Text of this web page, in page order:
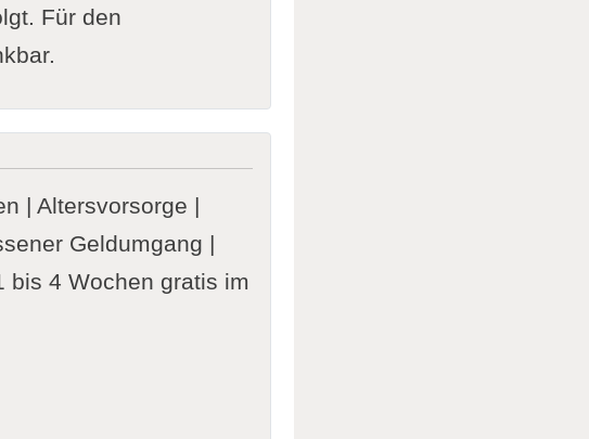
Für den
| Altersvorsorge |
Geldumgang |
bis 4 Wochen gratis im